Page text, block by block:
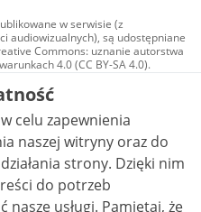
w serwisie (z
audiowizualnych), są udostępniane
Commons: uznanie autorstwa
4.0 (CC BY-SA 4.0).
w tym zdjęcia, materiały
na licencji typu
uznanie autorstwa użycie
utworów zależnych 4.0 (CC BY-
jest to stwierdzone inaczej.
celu zapewnienia
naszej witryny oraz do
strony. Dzięki nim
do potrzeb
Pamiętaj, że